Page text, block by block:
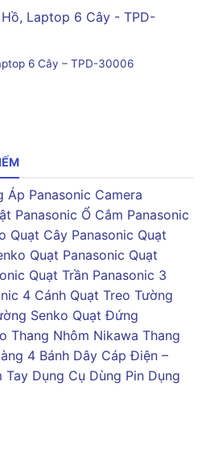
6 Cây – TPD-30006
Áp Panasonic Camera
Panasonic Ổ Cắm Panasonic
Quạt Cây Panasonic Quạt
Quạt Panasonic Quạt
Quạt Trần Panasonic 3
4 Cánh Quạt Treo Tường
Senko Quạt Đứng
Thang Nhôm Nikawa Thang
4 Bánh Dây Cáp Điện –
Tay Dụng Cụ Dùng Pin Dụng